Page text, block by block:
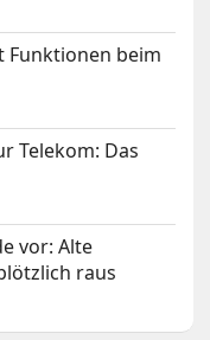
Funktionen beim
Telekom: Das
vor: Alte
raus